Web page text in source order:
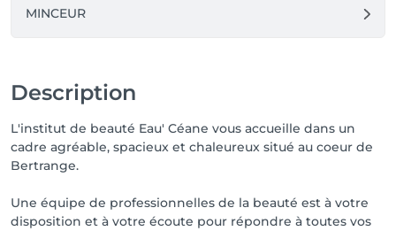
MINCEUR
Description
L'institut de beauté Eau' Céane vous accueille dans un
cadre agréable, spacieux et chaleureux situé au coeur de
Bertrange.
Une équipe de professionnelles de la beauté est à votre
disposition et à votre écoute pour répondre à toutes vos